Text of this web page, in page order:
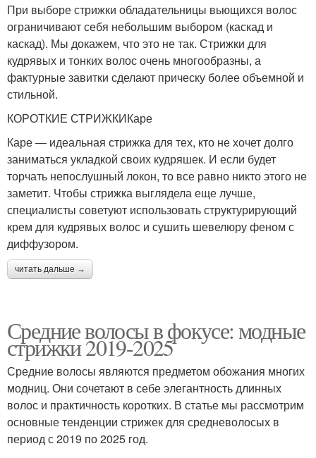
При выборе стрижки обладательницы вьющихся волос
ограничивают себя небольшим выбором (каскад и
каскад). Мы докажем, что это не так. Стрижки для
кудрявых и тонких волос очень многообразны, а
фактурные завитки сделают прическу более объемной и
стильной.
КОРОТКИЕ СТРИЖКИКаре
Каре — идеальная стрижка для тех, кто не хочет долго
заниматься укладкой своих кудряшек. И если будет
торчать непослушный локон, то все равно никто этого не
заметит. Чтобы стрижка выглядела еще лучше,
специалисты советуют использовать структурирующий
крем для кудрявых волос и сушить шевелюру феном с
диффузором.
читать дальше →
Средние волосы в фокусе: модные
стрижки 2019-2025
Средние волосы являются предметом обожания многих
модниц. Они сочетают в себе элегантность длинных
волос и практичность коротких. В статье мы рассмотрим
основные тенденции стрижек для средневолосых в
период с 2019 по 2025 год.